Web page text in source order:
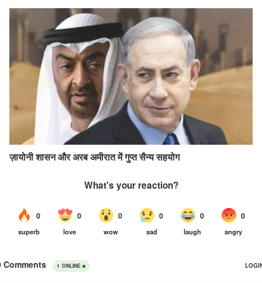
ज़ायोनी शासन और अरब अमीरात में गुप्त सैन्य सहयोग